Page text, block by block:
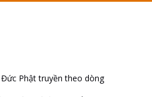
Đức Phật truyền
tông